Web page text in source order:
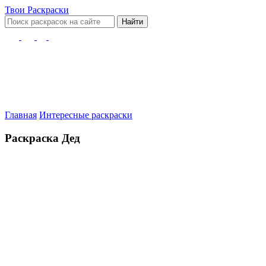
Твои Раскраски
Найти
Главная Интересные раскраски
Раскраска Дед